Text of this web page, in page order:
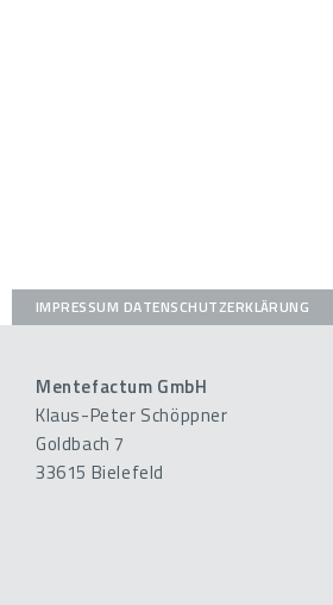
IMPRESSUM DATENSCHUTZERKLÄRUNG
Mentefactum GmbH
Klaus-Peter Schöppner
Goldbach 7
33615 Bielefeld